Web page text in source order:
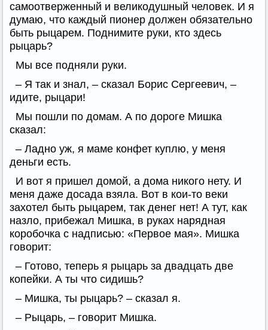
самоотверженный и великодушный человек. И я
думаю, что каждый пионер должен обязательно
быть рыцарем. Поднимите руки, кто здесь
рыцарь?
Мы все подняли руки.
– Я так и знал, – сказал Борис Сергеевич, –
идите, рыцари!
Мы пошли по домам. А по дороге Мишка
сказал:
– Ладно уж, я маме конфет куплю, у меня
деньги есть.
И вот я пришел домой, а дома никого нету. И
меня даже досада взяла. Вот в кои-то веки
захотел быть рыцарем, так денег нет! А тут, как
назло, прибежал Мишка, в руках нарядная
коробочка с надписью: «Первое мая». Мишка
говорит:
– Готово, теперь я рыцарь за двадцать две
копейки. А ты что сидишь?
– Мишка, ты рыцарь? – сказал я.
– Рыцарь, – говорит Мишка.